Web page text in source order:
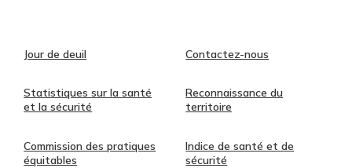
Jour de deuil Contactez-nous
Statistiques sur la santé
et la sécurité
Reconnaissance du
territoire
Commission des pratiques
équitables
Indice de santé et de
sécurité